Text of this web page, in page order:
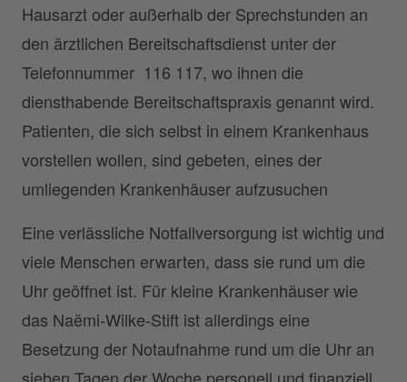
Hausarzt oder außerhalb der Sprechstunden an
den ärztlichen Bereitschaftsdienst unter der
Telefonnummer 116 117, wo ihnen die
diensthabende Bereitschaftspraxis genannt wird.
Patienten, die sich selbst in einem Krankenhaus
vorstellen wollen, sind gebeten, eines der
umliegenden Krankenhäuser aufzusuchen
Eine verlässliche Notfallversorgung ist wichtig und
viele Menschen erwarten, dass sie rund um die
Uhr geöffnet ist. Für kleine Krankenhäuser wie
das Naëmi-Wilke-Stift ist allerdings eine
Besetzung der Notaufnahme rund um die Uhr an
sieben Tagen der Woche personell und finanziell